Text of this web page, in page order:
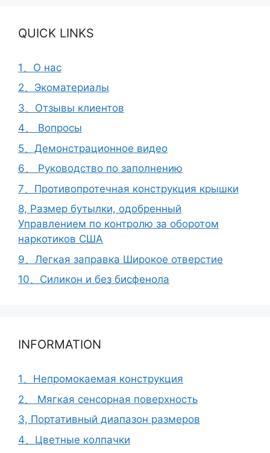
QUICK LINKS
1、О нас
2、Экоматериалы
3、Отзывы клиентов
4、 Вопросы
5、Демонстрационное видео
6、 Руководство по заполнению
7、Противопротечная конструкция крышки
8, Размер бутылки, одобренный
Управлением по контролю за оборотом
наркотиков США
9、Легкая заправка Широкое отверстие
10、Силикон и без бисфенола
INFORMATION
1、Непромокаемая конструкция
2、 Мягкая сенсорная поверхность
3, Портативный диапазон размеров
4、Цветные колпачки